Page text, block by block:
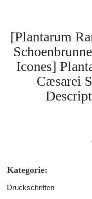
[Plantarum
Icones]
Cæsarei
Kategorie:
Druckschriften